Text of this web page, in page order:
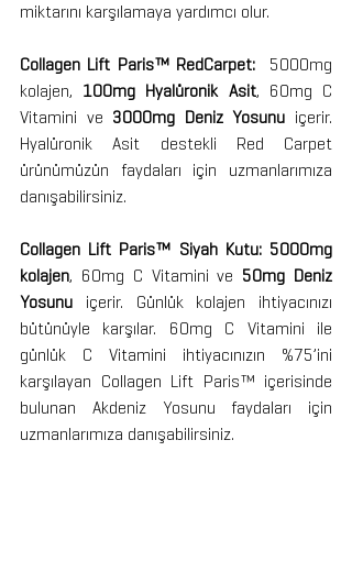
miktarını karşılamaya yardımcı olur.
Collagen Lift Paris™ RedCarpet:
5000mg
kolajen, 100mg Hyalüronik Asit, 60mg C
Vitamini ve 3000mg Deniz Yosunu içerir.
Hyalüronik Asit destekli Red Carpet
ürünümüzün faydaları için uzmanlarımıza
danışabilirsiniz.
Collagen Lift Paris™ Siyah Kutu: 5000mg
kolajen, 60mg C Vitamini ve 50mg Deniz
Yosunu içerir. Günlük kolajen ihtiyacınızı
bütünüyle karşılar. 60mg C Vitamini ile
günlük C Vitamini ihtiyacınızın %75’ini
karşılayan Collagen Lift Paris™ içerisinde
bulunan Akdeniz Yosunu faydaları için
uzmanlarımıza danışabilirsiniz.